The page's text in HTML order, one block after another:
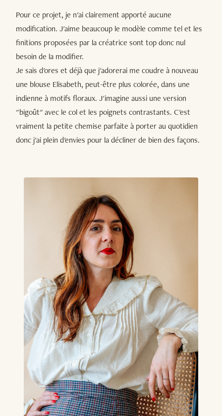
Pour ce projet, je n'ai clairement apporté aucune
modification. J'aime beaucoup le modèle comme tel et les
finitions proposées par la créatrice sont top donc nul
besoin de la modifier.
Je sais d'ores et déjà que j'adorerai me coudre à nouveau
une blouse Elisabeth, peut-être plus colorée, dans une
indienne à motifs floraux. J'imagine aussi une version
"bigoût" avec le col et les poignets contrastants. C'est
vraiment la petite chemise parfaite à porter au quotidien
donc j'ai plein d'envies pour la décliner de bien des façons.